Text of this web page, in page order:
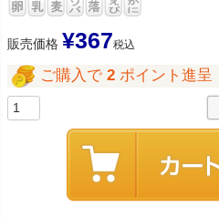
販売価格 ¥367税込
ご購入で 2 ポイント進呈